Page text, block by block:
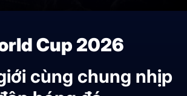
Cup 2026
cùng chung nhịp